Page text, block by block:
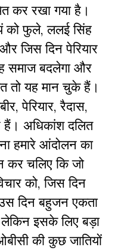
कर रखा गया है।
को फुले, ललई सिंह
जिस दिन पेरियार
समाज बदलेगा और
तो यह मान चुके हैं।
पेरियार, रैदास,
हैं। अधिकांश दलित
हमारे आंदोलन का
कर चलिए कि जो
को, जिस दिन
दिन बहुजन एकता
इसके लिए बड़ा
की कुछ जातियों